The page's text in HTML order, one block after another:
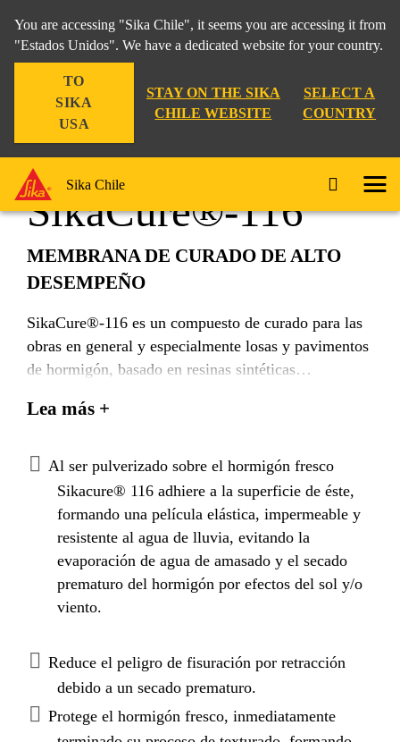
You are accessing "Sika Chile", it seems you are accessing it from
"Estados Unidos". We have a dedicated website for your country.
TO
SIKA
USA
STAY ON THE SIKA
CHILE WEBSITE
SELECT A
COUNTRY
Sika Chile
Construcción SikaCure®-116
SikaCure®-116
MEMBRANA DE CURADO DE ALTO
DESEMPEÑO
SikaCure®-116 es un compuesto de curado para las
obras en general y especialmente losas y pavimentos
de hormigón, basado en resinas sintéticas
alifáticos y aromáticos.
Lea más +
Al ser pulverizado sobre el hormigón fresco
Sikacure® 116 adhiere a la superficie de éste,
formando una película elástica, impermeable y
resistente al agua de lluvia, evitando la
evaporación de agua de amasado y el secado
prematuro del hormigón por efectos del sol y/o
viento.
Reduce el peligro de fisuración por retracción
debido a un secado prematuro.
Protege el hormigón fresco, inmediatamente